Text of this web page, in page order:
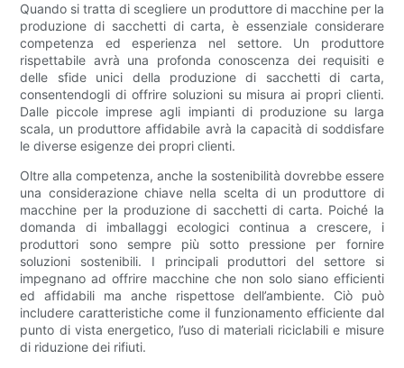
Quando si tratta di scegliere un produttore di macchine per la
produzione di sacchetti di carta, è essenziale considerare
competenza ed esperienza nel settore. Un produttore
rispettabile avrà una profonda conoscenza dei requisiti e
delle sfide unici della produzione di sacchetti di carta,
consentendogli di offrire soluzioni su misura ai propri clienti.
Dalle piccole imprese agli impianti di produzione su larga
scala, un produttore affidabile avrà la capacità di soddisfare
le diverse esigenze dei propri clienti.
Oltre alla competenza, anche la sostenibilità dovrebbe essere
una considerazione chiave nella scelta di un produttore di
macchine per la produzione di sacchetti di carta. Poiché la
domanda di imballaggi ecologici continua a crescere, i
produttori sono sempre più sotto pressione per fornire
soluzioni sostenibili. I principali produttori del settore si
impegnano ad offrire macchine che non solo siano efficienti
ed affidabili ma anche rispettose dell’ambiente. Ciò può
includere caratteristiche come il funzionamento efficiente dal
punto di vista energetico, l’uso di materiali riciclabili e misure
di riduzione dei rifiuti.